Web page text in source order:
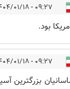
۰۹:۲۷ - ۱۴۰۴/۰۱/۱۸
بود.
۰۹:۲۷ - ۱۴۰۴/۰۱/۱۸
بزرگترین